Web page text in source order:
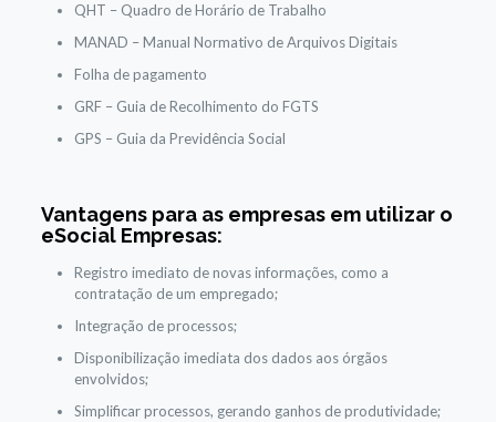
QHT – Quadro de Horário de Trabalho
MANAD – Manual Normativo de Arquivos Digitais
Folha de pagamento
GRF – Guia de Recolhimento do FGTS
GPS – Guia da Previdência Social
Vantagens para as empresas em utilizar o
eSocial Empresas:
Registro imediato de novas informações, como a
contratação de um empregado;
Integração de processos;
Disponibilização imediata dos dados aos órgãos
envolvidos;
Simplificar processos, gerando ganhos de produtividade;